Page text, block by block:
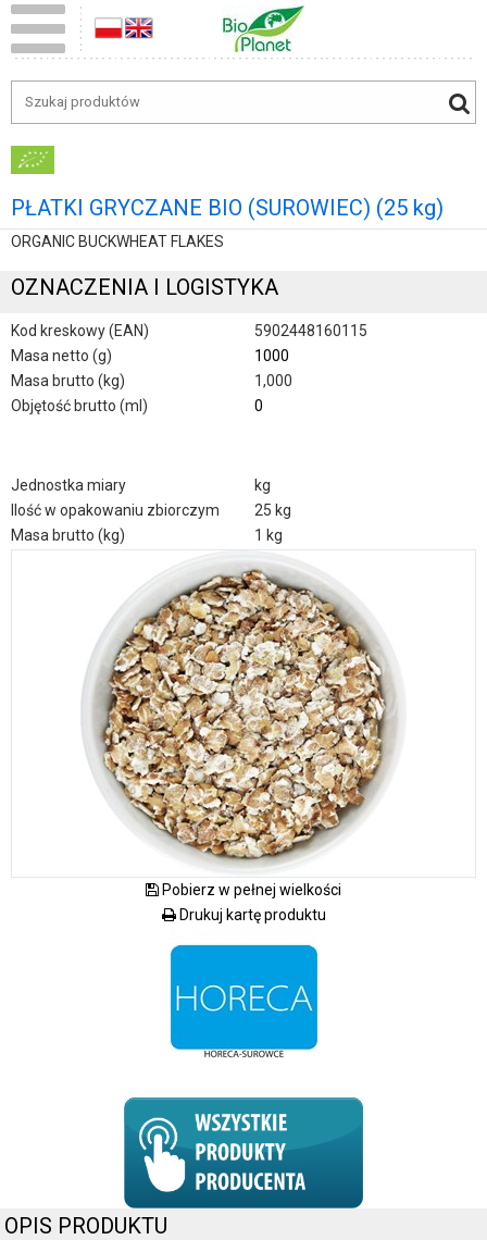
PŁATKI GRYCZANE BIO (SUROWIEC) (25 kg)
ORGANIC BUCKWHEAT FLAKES
OZNACZENIA I LOGISTYKA
Kod kreskowy (EAN)
5902448160115
Masa netto (g)
1000
Masa brutto (kg)
1,000
Objętość brutto (ml)
0
Jednostka miary
kg
Ilość w opakowaniu zbiorczym
25 kg
Masa brutto (kg)
1 kg
Pobierz w pełnej wielkości
Drukuj kartę produktu
OPIS PRODUKTU